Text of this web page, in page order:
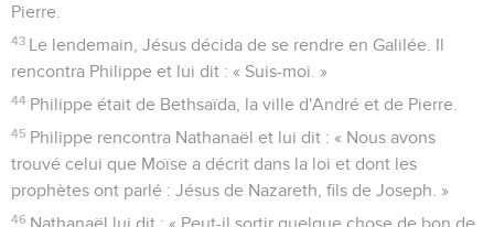
Pierre.
43
Le lendemain, Jésus décida de se rendre en Galilée. Il
rencontra Philippe et lui dit : « Suis-moi. »
44 Philippe était de Bethsaïda, la ville d'André et de Pierre.
45 Philippe rencontra Nathanaël et lui dit : « Nous avons
trouvé celui que Moïse a décrit dans la loi et dont les
prophètes ont parlé : Jésus de Nazareth, fils de Joseph. »
46